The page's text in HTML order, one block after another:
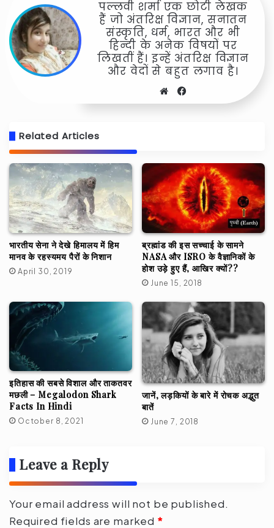
पल्लवी शर्मा एक छोटी लेखक
हैं जो अंतरिक्ष विज्ञान, सनातन
संस्कृति, धर्म, भारत और भी
हिन्दी के अनेक विषयों पर
लिखतीं हैं। इन्हें अंतरिक्ष विज्ञान
और वेदों से बहुत लगाव है।
Website
Related Articles
भारतीय सेना ने देखे हिमालय में हिम
मानव के रहस्यमय पैरों के निशान
April 30, 2019
ब्रह्मांड की इस सच्चाई के सामने
NASA और ISRO के वैज्ञानिकों के
होश उड़े हुए हैं, आखिर क्यों??
June 15, 2018
इतिहास की सबसे विशाल और ताकतवर
मछली – Megalodon Shark
Facts In Hindi
October 8, 2021
जानें, लड़कियों के बारे में रोचक अद्भुत
बातें
June 7, 2018
Leave a Reply
Your email address will not be published.
Required fields are marked *